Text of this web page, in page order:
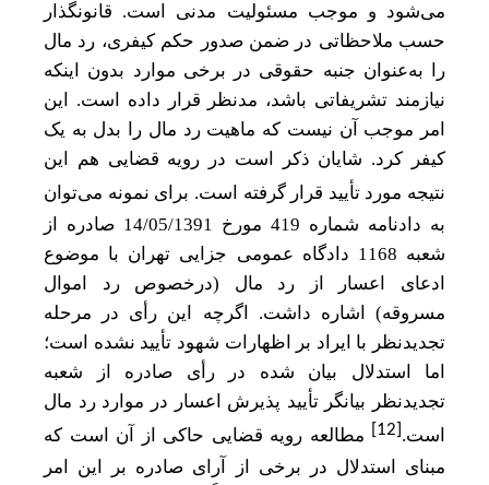
می‌شود و موجب مسئولیت مدنی است. قانونگذار
حسب ملاحظاتی در ضمن صدور حکم کیفری، رد مال
را به‌عنوان جنبه حقوقی در برخی موارد بدون اینکه
نیازمند تشریفاتی باشد، مدنظر قرار داده است. این
امر موجب آن نیست که ماهیت رد مال را بدل به یک
کیفر کرد. شایان ذکر است در رویه قضایی هم این
نتیجه مورد تأیید قرار گرفته است. برای نمونه میتوان
به دادنامه شماره 419 مورخ 14/05/1391 صادره از
شعبه 1168 دادگاه عمومی جزایی تهران با موضوع
ادعای اعسار از رد مال (درخصوص رد اموال
مسروقه) اشاره داشت. اگرچه این رأی در مرحله
تجدیدنظر با ایراد بر اظهارات شهود تأیید نشده است؛
اما استدلال بیان شده در رأی صادره از شعبه
تجدیدنظر بیانگر تأیید پذیرش اعسار در موارد رد مال
است.[12] مطالعه رویه قضایی حاکی از آن است که
مبنای استدلال در برخی از آرای صادره بر این امر